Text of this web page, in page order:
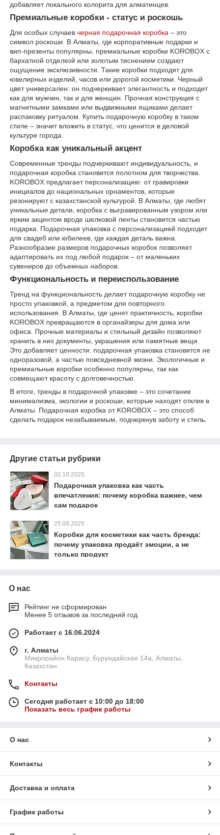
добавляет локального колорита для алматинцев.
Премиальные коробки - статус и роскошь
Для особых случаев черная подарочная коробка – это
символ роскоши. В Алматы, где корпоративные подарки и
вип-презенты популярны, премиальные коробки KOROBOX с
бархатной отделкой или золотым тиснением создают
ощущение эксклюзивности. Такие коробки подходят для
ювелирных изделий, часов или дорогой косметики. Черный
цвет универсален: он подчеркивает элегантность и подходит
как для мужчин, так и для женщин. Прочная конструкция с
магнитными замками или выдвижными ящиками делает
распаковку ритуалом. Купить подарочную коробку в таком
стиле – значит вложить в статус, что ценится в деловой
культуре города.
Коробка как уникальный акцент
Современные тренды подчеркивают индивидуальность, и
подарочная коробка становится полотном для творчества.
KOROBOX предлагает персонализацию: от гравировки
инициалов до национальных орнаментов, которые
резонируют с казахстанской культурой. В Алматы, где любят
уникальные детали, коробка с выгравированным узором или
ярким акцентом вроде шелковой ленты становится частью
подарка. Подарочная упаковка с персонализацией подходит
для свадеб или юбилеев, где каждая деталь важна.
Разнообразие размеров подарочных коробок позволяет
адаптировать их под любой подарок – от маленьких
сувениров до объемных наборов.
Функциональность и переиспользование
Тренд на функциональность делает подарочную коробку не
просто упаковкой, а предметом для повторного
использования. В Алматы, где ценят практичность, коробки
KOROBOX превращаются в органайзеры для дома или
офиса. Прочные материалы и стильный дизайн позволяют
хранить в них документы, украшения или памятные вещи.
Это добавляет ценности: подарочная упаковка становится не
одноразовой, а частью повседневной жизни. Экологичные и
премиальные коробки особенно популярны, так как
совмещают красоту с долговечностью.
В итоге, тренды в подарочной упаковке – это сочетание
минимализма, экологии и роскоши, которые находят отклик в
Алматы. Подарочная коробка от KOROBOX – это способ
сделать подарок незабываемым, подчеркнув заботу и стиль.
Другие статьи рубрики
02.10.2025
Подарочная упаковка как часть
впечатления: почему коробка важнее, чем
сам подарок
25.09.2025
Коробки для косметики как часть бренда:
почему упаковка продаёт эмоции, а не
только продукт
О нас
Рейтинг не сформирован
Менее 5 отзывов за последний год
Работает с 16.06.2024
г. Алматы
Микрорайон Карасу, Бурундайская 14а, Алматы,
Казахстан
Контакты
Сегодня работает с 10:00 до 18:00
Показать весь график работы
О нас
Контакты
Доставка и оплата
График работы